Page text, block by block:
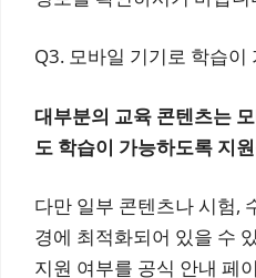
Q3. 모바일 기기로 학습이
대부분의 교육 콘텐츠는
도 학습이 가능하도록 지
다만 일부 콘텐츠나 시험,
경에 최적화되어 있을 수
지원 여부를 공식 안내 페